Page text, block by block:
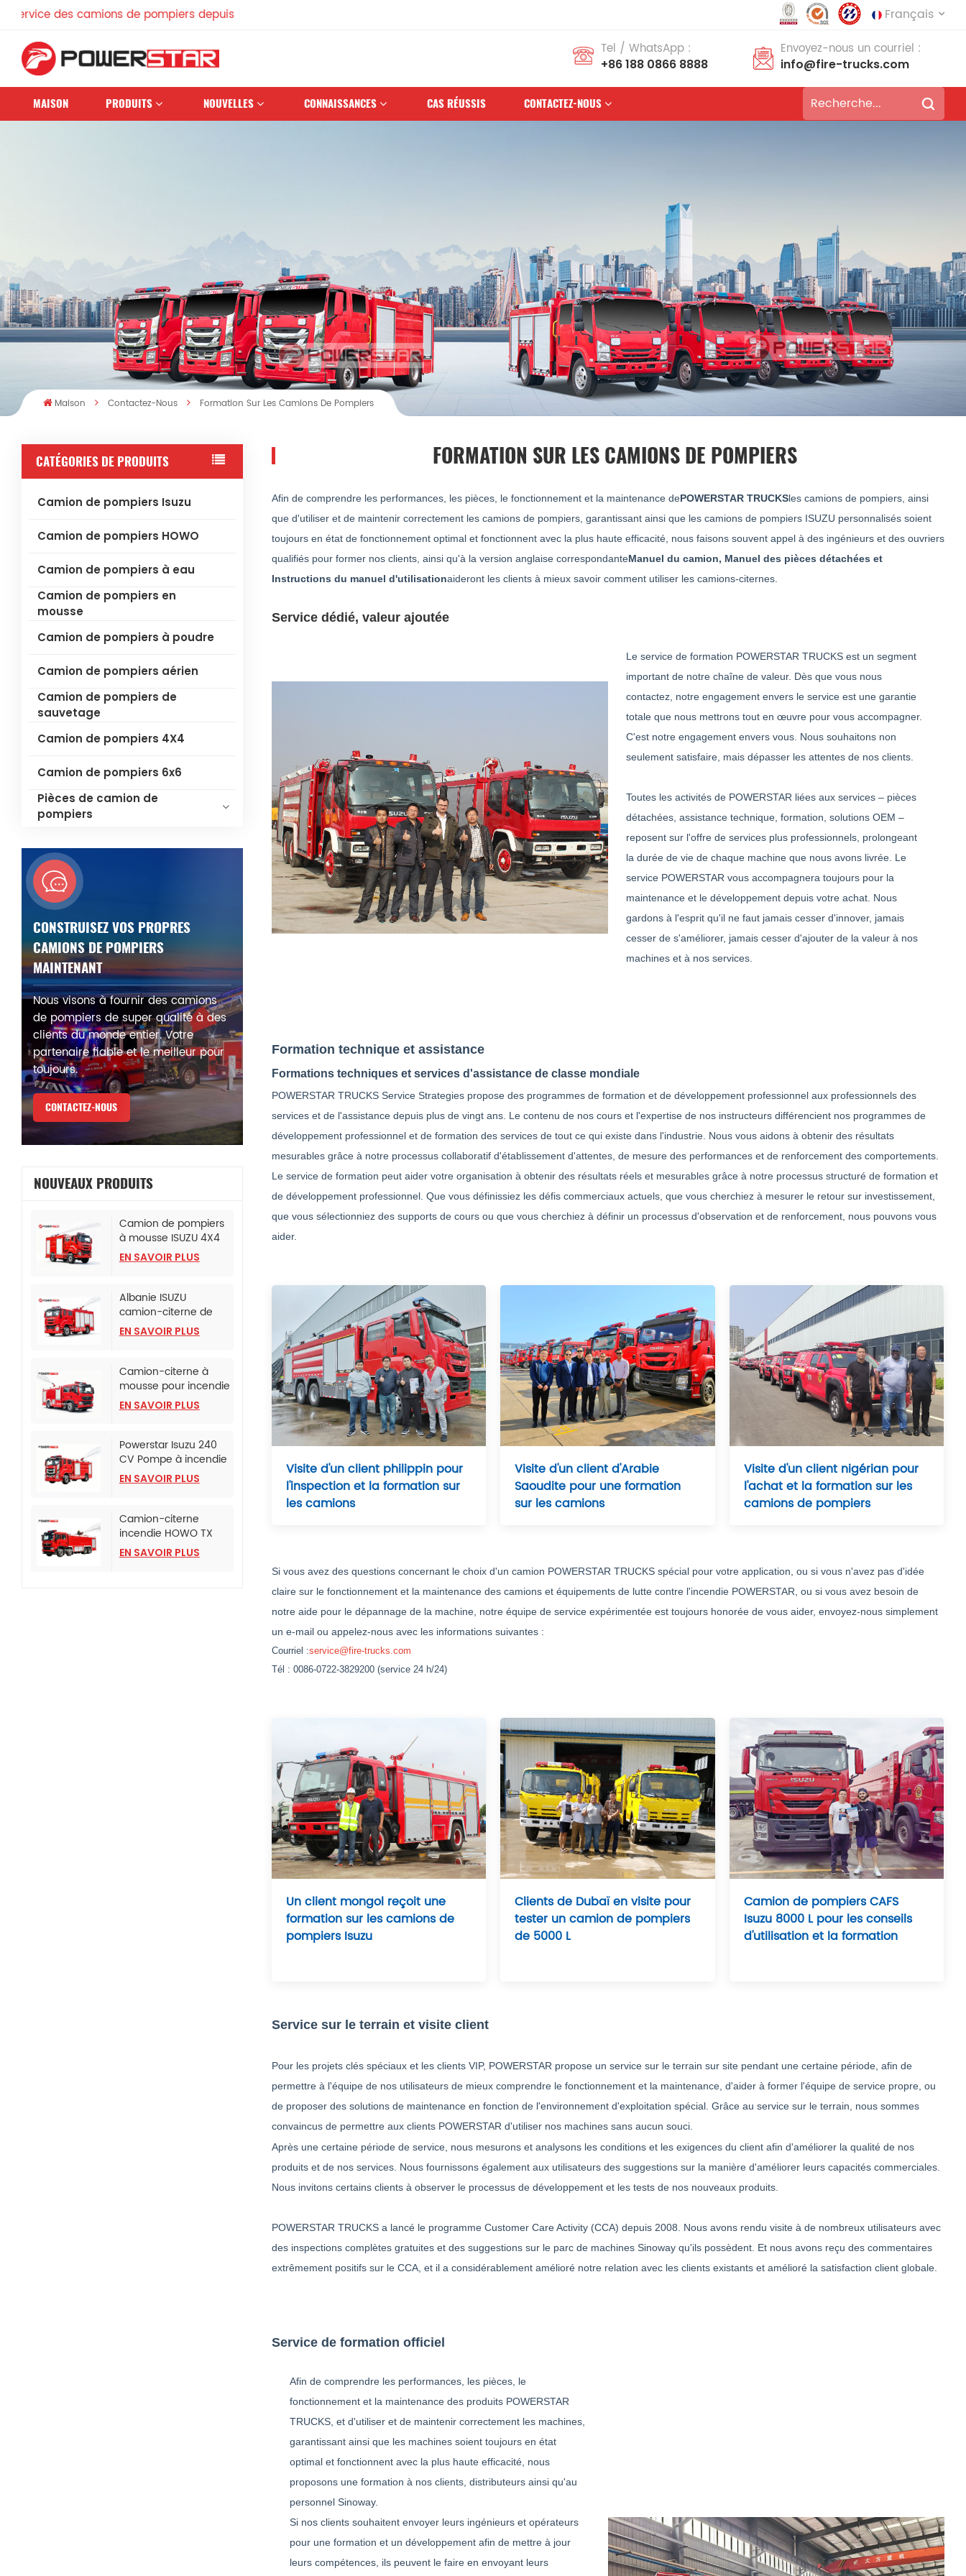
camions de pompiers depuis 1990 Français
Deutsch
한국의
Melayu ไทย
Tiếng Việt Indonesia
中文 қазақ
Filipino မြန်မာ
Tel / WhatsApp :
+86 188 0866 8888
Envoyez-nous un courriel :
info@fire-trucks.com
MAISON PRODUITS NOUVELLES CONNAISSANCES CAS RÉUSSIS CONTACTEZ-NOUS
Maison Contactez-Nous Formation Sur Les Camions De Pompiers
CATÉGORIES DE PRODUITS
Camion de pompiers Isuzu
Camion de pompiers HOWO
Camion de pompiers à eau
Camion de pompiers en
mousse
Camion de pompiers à poudre
Camion de pompiers aérien
Camion de pompiers de
sauvetage
Camion de pompiers 4X4
Camion de pompiers 6x6
Pièces de camion de
pompiers
CONSTRUISEZ VOS PROPRES
CAMIONS DE POMPIERS
MAINTENANT
Nous visons à fournir des camions
de pompiers de super qualité à des
clients du monde entier. Votre
partenaire fiable et le meilleur pour
toujours.
CONTACTEZ-NOUS
NOUVEAUX PRODUITS
Camion de pompiers
à mousse ISUZU 4X4
pour bureau de police
EN SAVOIR PLUS
Albanie ISUZU
camion-citerne de
lutte contre l'incendie
à mousse
EN SAVOIR PLUS
Camion-citerne à
mousse pour incendie
monté sur camion
SINOTRUK HOWO TX
EN SAVOIR PLUS
Powerstar Isuzu 240
CV Pompe à incendie
d'urgence
EN SAVOIR PLUS
Camion-citerne
incendie HOWO TX
avec pompe incendie
CB10/120
EN SAVOIR PLUS
FORMATION SUR LES CAMIONS DE POMPIERS
Afin de comprendre les performances, les pièces, le fonctionnement et la maintenance dePOWERSTAR TRUCKSles camions de pompiers, ainsi
que d'utiliser et de maintenir correctement les camions de pompiers, garantissant ainsi que les camions de pompiers ISUZU personnalisés soient
toujours en état de fonctionnement optimal et fonctionnent avec la plus haute efficacité, nous faisons souvent appel à des ingénieurs et des ouvriers
qualifiés pour former nos clients, ainsi qu'à la version anglaise correspondanteManuel du camion, Manuel des pièces détachées et
Instructions du manuel d'utilisationaideront les clients à mieux savoir comment utiliser les camions-citernes.
Service dédié, valeur ajoutée
Le service de formation POWERSTAR TRUCKS est un segment
important de notre chaîne de valeur. Dès que vous nous
contactez, notre engagement envers le service est une garantie
totale que nous mettrons tout en œuvre pour vous accompagner.
C'est notre engagement envers vous. Nous souhaitons non
seulement satisfaire, mais dépasser les attentes de nos clients.
Toutes les activités de POWERSTAR liées aux services – pièces
détachées, assistance technique, formation, solutions OEM –
reposent sur l'offre de services plus professionnels, prolongeant
la durée de vie de chaque machine que nous avons livrée. Le
service POWERSTAR vous accompagnera toujours pour la
maintenance et le développement depuis votre achat. Nous
gardons à l'esprit qu'il ne faut jamais cesser d'innover, jamais
cesser de s'améliorer, jamais cesser d'ajouter de la valeur à nos
machines et à nos services.
Formation technique et assistance
Formations techniques et services d'assistance de classe mondiale
POWERSTAR TRUCKS Service Strategies propose des programmes de formation et de développement professionnel aux professionnels des
services et de l'assistance depuis plus de vingt ans. Le contenu de nos cours et l'expertise de nos instructeurs différencient nos programmes de
développement professionnel et de formation des services de tout ce qui existe dans l'industrie. Nous vous aidons à obtenir des résultats
mesurables grâce à notre processus collaboratif d'établissement d'attentes, de mesure des performances et de renforcement des comportements.
Le service de formation peut aider votre organisation à obtenir des résultats réels et mesurables grâce à notre processus structuré de formation et
de développement professionnel. Que vous définissiez les défis commerciaux actuels, que vous cherchiez à mesurer le retour sur investissement,
que vous sélectionniez des supports de cours ou que vous cherchiez à définir un processus d'observation et de renforcement, nous pouvons vous
aider.
Visite d'un client philippin pour
l'inspection et la formation sur
les camions
Visite d'un client d'Arabie
Saoudite pour une formation
sur les camions
Visite d'un client nigérian pour
l'achat et la formation sur les
camions de pompiers
Si vous avez des questions concernant le choix d'un camion POWERSTAR TRUCKS spécial pour votre application, ou si vous n'avez pas d'idée
claire sur le fonctionnement et la maintenance des camions et équipements de lutte contre l'incendie POWERSTAR, ou si vous avez besoin de
notre aide pour le dépannage de la machine, notre équipe de service expérimentée est toujours honorée de vous aider, envoyez-nous simplement
un e-mail ou appelez-nous avec les informations suivantes :
Courriel :service@fire-trucks.com
Tél : 0086-0722-3829200 (service 24 h/24)
Un client mongol reçoit une
formation sur les camions de
pompiers Isuzu
Clients de Dubaï en visite pour
tester un camion de pompiers
de 5000 L
Camion de pompiers CAFS
Isuzu 8000 L pour les conseils
d'utilisation et la formation
Service sur le terrain et visite client
Pour les projets clés spéciaux et les clients VIP, POWERSTAR propose un service sur le terrain sur site pendant une certaine période, afin de
permettre à l'équipe de nos utilisateurs de mieux comprendre le fonctionnement et la maintenance, d'aider à former l'équipe de service propre, ou
de proposer des solutions de maintenance en fonction de l'environnement d'exploitation spécial. Grâce au service sur le terrain, nous sommes
convaincus de permettre aux clients POWERSTAR d'utiliser nos machines sans aucun souci.
Après une certaine période de service, nous mesurons et analysons les conditions et les exigences du client afin d'améliorer la qualité de nos
produits et de nos services. Nous fournissons également aux utilisateurs des suggestions sur la manière d'améliorer leurs capacités commerciales.
Nous invitons certains clients à observer le processus de développement et les tests de nos nouveaux produits.
POWERSTAR TRUCKS a lancé le programme Customer Care Activity (CCA) depuis 2008. Nous avons rendu visite à de nombreux utilisateurs avec
des inspections complètes gratuites et des suggestions sur le parc de machines Sinoway qu'ils possèdent. Et nous avons reçu des commentaires
extrêmement positifs sur le CCA, et il a considérablement amélioré notre relation avec les clients existants et amélioré la satisfaction client globale.
Service de formation officiel
Afin de comprendre les performances, les pièces, le
fonctionnement et la maintenance des produits POWERSTAR
TRUCKS, et d'utiliser et de maintenir correctement les machines,
garantissant ainsi que les machines soient toujours en état
optimal et fonctionnent avec la plus haute efficacité, nous
proposons une formation à nos clients, distributeurs ainsi qu'au
personnel Sinoway.
Si nos clients souhaitent envoyer leurs ingénieurs et opérateurs
pour une formation et un développement afin de mettre à jour
leurs compétences, ils peuvent le faire en envoyant leurs